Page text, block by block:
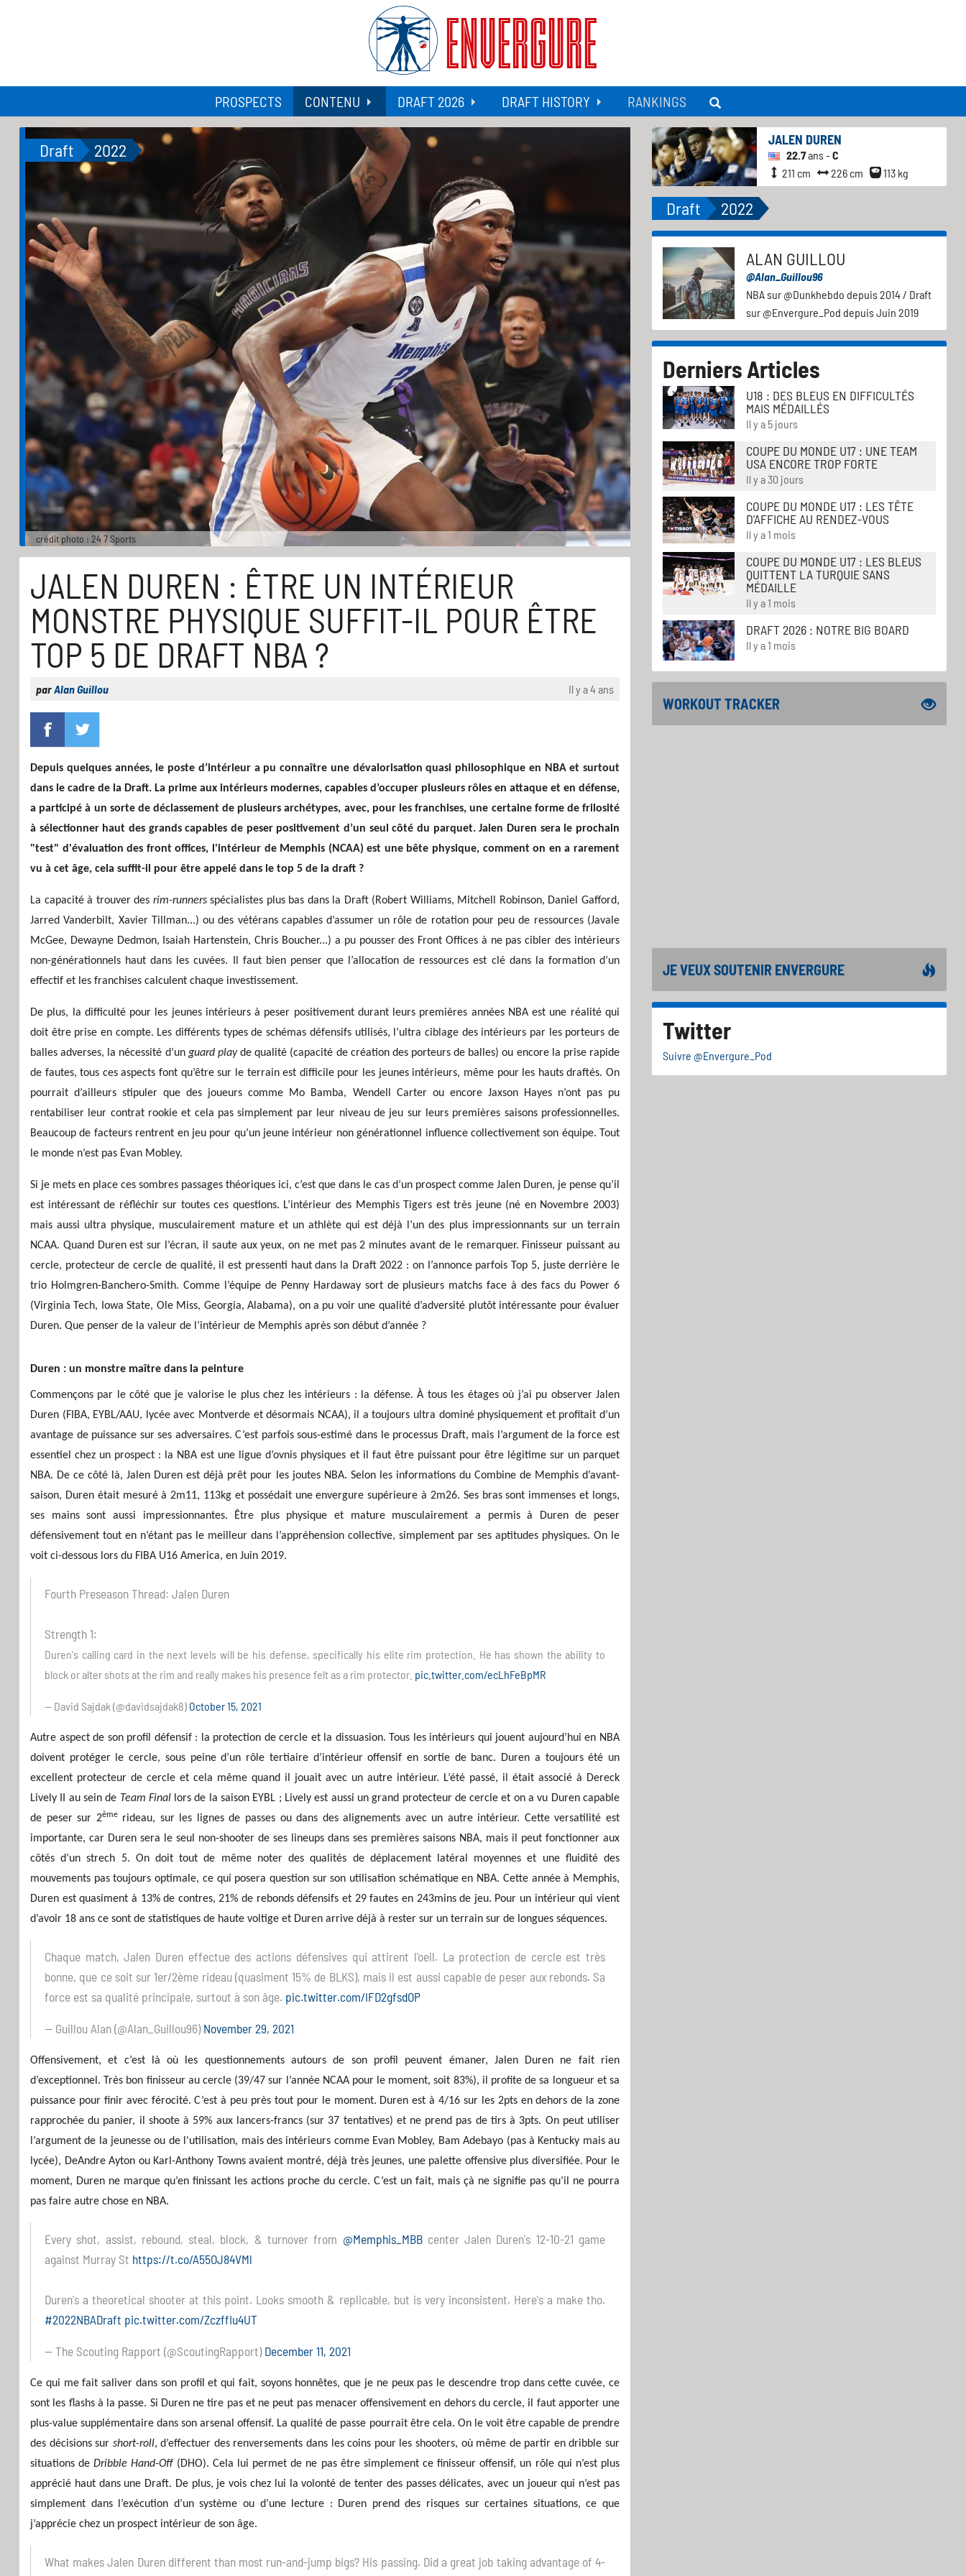
ENVERGURE
PROSPECTS CONTENU DRAFT 2026 DRAFT HISTORY RANKINGS
crédit photo : 24 7 Sports
Draft 2022
JALEN DUREN : ÊTRE UN INTÉRIEUR
MONSTRE PHYSIQUE SUFFIT-IL POUR ÊTRE
TOP 5 DE DRAFT NBA ?
parAlan Guillou Il y a 4 ans
Depuis quelques années, le poste d’intérieur a pu connaître une dévalorisation quasi philosophique en NBA et surtout
dans le cadre de la Draft. La prime aux intérieurs modernes, capables d’occuper plusieurs rôles en attaque et en défense,
a participé à un sorte de déclassement de plusieurs archétypes, avec, pour les franchises, une certaine forme de frilosité
à sélectionner haut des grands capables de peser positivement d’un seul côté du parquet. Jalen Duren sera le prochain
"test" d'évaluation des front offices, l'intérieur de Memphis (NCAA) est une bête physique, comment on en a rarement
vu à cet âge, cela suffit-il pour être appelé dans le top 5 de la draft ?
La capacité à trouver des rim-runnersspécialistes plus bas dans la Draft (Robert Williams, Mitchell Robinson, Daniel Gafford,
Jarred Vanderbilt, Xavier Tillman...) ou des vétérans capables d’assumer un rôle de rotation pour peu de ressources (Javale
McGee, Dewayne Dedmon, Isaiah Hartenstein, Chris Boucher...) a pu pousser des Front Offices à ne pas cibler des intérieurs
non-générationnels haut dans les cuvées. Il faut bien penser que l’allocation de ressources est clé dans la formation d’un
effectif et les franchises calculent chaque investissement.
De plus, la difficulté pour les jeunes intérieurs à peser positivement durant leurs premières années NBA est une réalité qui
doit être prise en compte. Les différents types de schémas défensifs utilisés, l’ultra ciblage des intérieurs par les porteurs de
balles adverses, la nécessité d’un guard playde qualité (capacité de création des porteurs de balles) ou encore la prise rapide
de fautes, tous ces aspects font qu’être sur le terrain est difficile pour les jeunes intérieurs, même pour les hauts draftés. On
pourrait d’ailleurs stipuler que des joueurs comme Mo Bamba, Wendell Carter ou encore Jaxson Hayes n’ont pas pu
rentabiliser leur contrat rookie et cela pas simplement par leur niveau de jeu sur leurs premières saisons professionnelles.
Beaucoup de facteurs rentrent en jeu pour qu’un jeune intérieur non générationnel influence collectivement son équipe. Tout
le monde n’est pas Evan Mobley.
Si je mets en place ces sombres passages théoriques ici, c’est que dans le cas d’un prospect comme Jalen Duren, je pense qu’il
est intéressant de réfléchir sur toutes ces questions. L’intérieur des Memphis Tigers est très jeune (né en Novembre 2003)
mais aussi ultra physique, musculairement mature et un athlète qui est déjà l’un des plus impressionnants sur un terrain
NCAA. Quand Duren est sur l’écran, il saute aux yeux, on ne met pas 2 minutes avant de le remarquer. Finisseur puissant au
cercle, protecteur de cercle de qualité, il est pressenti haut dans la Draft 2022 : on l’annonce parfois Top 5, juste derrière le
trio Holmgren-Banchero-Smith. Comme l’équipe de Penny Hardaway sort de plusieurs matchs face à des facs du Power 6
(Virginia Tech, Iowa State, Ole Miss, Georgia, Alabama), on a pu voir une qualité d’adversité plutôt intéressante pour évaluer
Duren. Que penser de la valeur de l’intérieur de Memphis après son début d’année ?
Duren : un monstre maître dans la peinture
Commençons par le côté que je valorise le plus chez les intérieurs : la défense. À tous les étages où j’ai pu observer Jalen
Duren (FIBA, EYBL/AAU, lycée avec Montverde et désormais NCAA), il a toujours ultra dominé physiquement et profitait d’un
avantage de puissance sur ses adversaires. C’est parfois sous-estimé dans le processus Draft, mais l’argument de la force est
essentiel chez un prospect : la NBA est une ligue d’ovnis physiques et il faut être puissant pour être légitime sur un parquet
NBA. De ce côté là, Jalen Duren est déjà prêt pour les joutes NBA. Selon les informations du Combine de Memphis d’avant-
saison, Duren était mesuré à 2m11, 113kg et possédait une envergure supérieure à 2m26. Ses bras sont immenses et longs,
ses mains sont aussi impressionnantes. Être plus physique et mature musculairement a permis à Duren de peser
défensivement tout en n’étant pas le meilleur dans l’appréhension collective, simplement par ses aptitudes physiques. On le
voit ci-dessous lors du FIBA U16 America, en Juin 2019.
Fourth Preseason Thread: Jalen Duren
Strength 1:
Duren's calling card in the next levels will be his defense, specifically his elite rim protection. He has shown the ability to
block or alter shots at the rim and really makes his presence felt as a rim protector. pic.twitter.com/ecLhFeBpMR
— David Sajdak (@davidsajdak8) October 15, 2021
Autre aspect de son profil défensif : la protection de cercle et la dissuasion. Tous les intérieurs qui jouent aujourd’hui en NBA
doivent protéger le cercle, sous peine d’un rôle tertiaire d’intérieur offensif en sortie de banc. Duren a toujours été un
excellent protecteur de cercle et cela même quand il jouait avec un autre intérieur. L’été passé, il était associé à Dereck
Lively II au sein de Team Finallors de la saison EYBL ; Lively est aussi un grand protecteur de cercle et on a vu Duren capable
de peser sur 2èmerideau, sur les lignes de passes ou dans des alignements avec un autre intérieur. Cette versatilité est
importante, car Duren sera le seul non-shooter de ses lineups dans ses premières saisons NBA, mais il peut fonctionner aux
côtés d’un strech 5. On doit tout de même noter des qualités de déplacement latéral moyennes et une fluidité des
mouvements pas toujours optimale, ce qui posera question sur son utilisation schématique en NBA. Cette année à Memphis,
Duren est quasiment à 13% de contres, 21% de rebonds défensifs et 29 fautes en 243mins de jeu. Pour un intérieur qui vient
d’avoir 18 ans ce sont de statistiques de haute voltige et Duren arrive déjà à rester sur un terrain sur de longues séquences.
Chaque match, Jalen Duren effectue des actions défensives qui attirent l'oeil. La protection de cercle est très
bonne, que ce soit sur 1er/2ème rideau (quasiment 15% de BLKS), mais il est aussi capable de peser aux rebonds. Sa
force est sa qualité principale, surtout à son âge. pic.twitter.com/IFD2gfsdOP
— Guillou Alan (@Alan_Guillou96)November 29, 2021
Offensivement, et c’est là où les questionnements autours de son profil peuvent émaner, Jalen Duren ne fait rien
d’exceptionnel. Très bon finisseur au cercle (39/47 sur l’année NCAA pour le moment, soit 83%), il profite de sa longueur et sa
puissance pour finir avec férocité. C’est à peu près tout pour le moment. Duren est à 4/16 sur les 2pts en dehors de la zone
rapprochée du panier, il shoote à 59% aux lancers-francs (sur 37 tentatives) et ne prend pas de tirs à 3pts. On peut utiliser
l’argument de la jeunesse ou de l'utilisation, mais des intérieurs comme Evan Mobley, Bam Adebayo (pas à Kentucky mais au
lycée), DeAndre Ayton ou Karl-Anthony Towns avaient montré, déjà très jeunes, une palette offensive plus diversifiée. Pour le
moment, Duren ne marque qu’en finissant les actions proche du cercle. C’est un fait, mais çà ne signifie pas qu’il ne pourra
pas faire autre chose en NBA.
Every shot, assist, rebound, steal, block, & turnover from @Memphis_MBBcenter Jalen Duren's 12-10-21 game
against Murray St https://t.co/A55OJ84VMl
Duren's a theoretical shooter at this point. Looks smooth & replicable, but is very inconsistent. Here's a make tho.
#2022NBADraft pic.twitter.com/ZczffIu4UT
— The Scouting Rapport (@ScoutingRapport)December 11, 2021
Ce qui me fait saliver dans son profil et qui fait, soyons honnêtes, que je ne peux pas le descendre trop dans cette cuvée, ce
sont les flashs à la passe. Si Duren ne tire pas et ne peut pas menacer offensivement en dehors du cercle, il faut apporter une
plus-value supplémentaire dans son arsenal offensif. La qualité de passe pourrait être cela. On le voit être capable de prendre
des décisions sur short-roll, d’effectuer des renversements dans les coins pour les shooters, où même de partir en dribble sur
situations deDribble Hand-Off(DHO). Cela lui permet de ne pas être simplement ce finisseur offensif, un rôle qui n’est plus
apprécié haut dans une Draft. De plus, je vois chez lui la volonté de tenter des passes délicates, avec un joueur qui n’est pas
simplement dans l’exécution d’un système ou d’une lecture : Duren prend des risques sur certaines situations, ce que
j’apprécie chez un prospect intérieur de son âge.
What makes Jalen Duren different than most run-and-jump bigs? His passing. Did a great job taking advantage of 4-
JALEN DUREN
22.7ans - C
211 cm
226 cm 113 kg
Draft 2022
ALAN GUILLOU
@Alan_Guillou96
NBA sur @Dunkhebdo depuis 2014 / Draft
sur @Envergure_Pod depuis Juin 2019
Derniers Articles
U18 : DES BLEUS EN DIFFICULTÉS
MAIS MÉDAILLÉS
Il y a 5 jours
COUPE DU MONDE U17 : UNE TEAM
USA ENCORE TROP FORTE
Il y a 30 jours
COUPE DU MONDE U17 : LES TÊTE
D'AFFICHE AU RENDEZ-VOUS
Il y a 1 mois
COUPE DU MONDE U17 : LES BLEUS
QUITTENT LA TURQUIE SANS
MÉDAILLE
Il y a 1 mois
DRAFT 2026 : NOTRE BIG BOARD
Il y a 1 mois
WORKOUT TRACKER
JE VEUX SOUTENIR ENVERGURE
Twitter
Suivre @Envergure_Pod